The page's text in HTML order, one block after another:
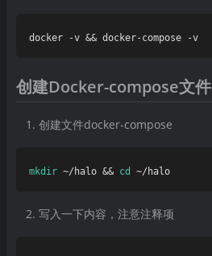
创建Docker-compose文件
创建文件docker-compose
mkdir ~/halo && cd
写入一下内容，注意注释项